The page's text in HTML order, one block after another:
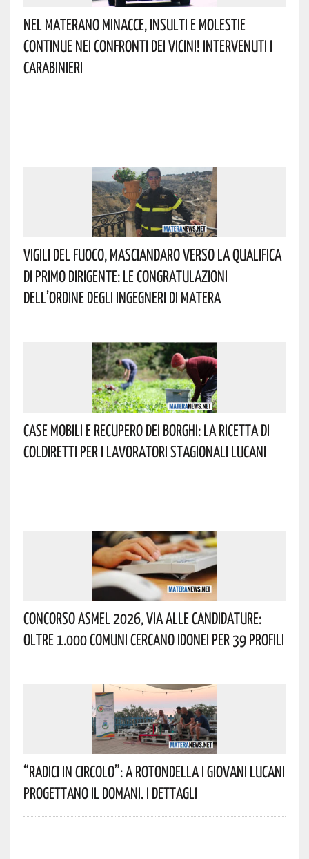
Nel Materano Minacce, Insulti E Molestie
Continue Nei Confronti Dei Vicini! Intervenuti I
Carabinieri
Vigili Del Fuoco, Masciandaro Verso La Qualifica
Di Primo Dirigente: Le Congratulazioni
Dell’Ordine Degli Ingegneri Di Matera
Case Mobili E Recupero Dei Borghi: La Ricetta Di
Coldiretti Per I Lavoratori Stagionali Lucani
Concorso Asmel 2026, Via Alle Candidature:
Oltre 1.000 Comuni Cercano Idonei Per 39 Profili
“Radici In Circolo”: A Rotondella I Giovani Lucani
Progettano Il Domani. I Dettagli